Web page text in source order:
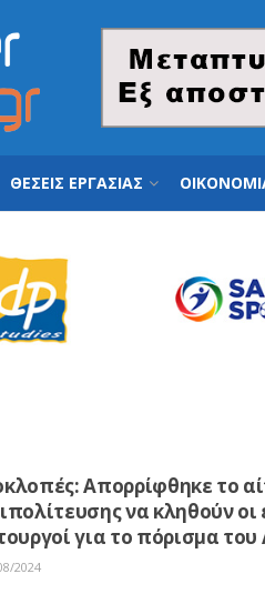
ΘΕΣΕΙΣ ΕΡΓΑΣΙΑΣ
Απορρίφθηκε το
να κληθούν οι
για το πόρισμα
2024